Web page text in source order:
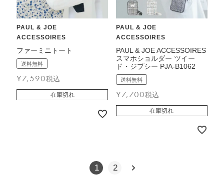
PAUL & JOE
ACCESSOIRES
ファーミニトート
送料無料
¥7,590税込
在庫切れ
PAUL & JOE
ACCESSOIRES
PAUL & JOE ACCESSOIRES
スマホショルダー ツイー
ド・ジプシー PJA-B1062
送料無料
¥7,700税込
在庫切れ
1 2